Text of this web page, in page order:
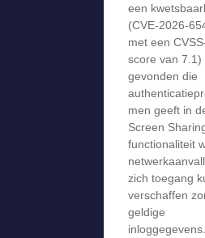
een
(CVE-2026-
met een
score van 7.1)
gevonden die
men geeft in
Screen
functionaliteit
zich toegang
verschaffen
geldige